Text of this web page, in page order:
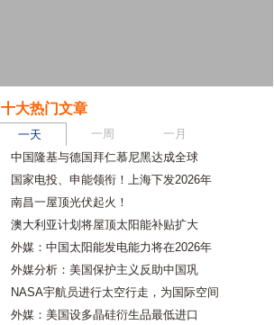
十大热门文章
一天 一周
一月
中国隆基与德国拜仁慕尼黑达成全球
国家电投、申能领衔！上海下发2026年
南昌一屋顶光伏起火！
澳大利亚计划将屋顶太阳能补贴扩大
外媒：中国太阳能发电能力将在2026年
外媒分析：美国保护主义反助中国巩
NASA宇航员进行太空行走，为国际空间
外媒：美国设多晶硅衍生品最低进口